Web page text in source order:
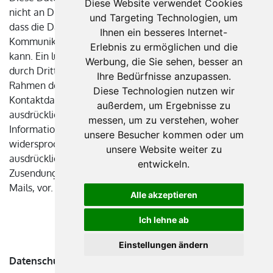
Diese Website verwendet Cookies
und Targeting Technologien, um
Ihnen ein besseres Internet-
Erlebnis zu ermöglichen und die
Werbung, die Sie sehen, besser an
Ihre Bedürfnisse anzupassen.
Diese Technologien nutzen wir
außerdem, um Ergebnisse zu
messen, um zu verstehen, woher
unsere Besucher kommen oder um
unsere Website weiter zu
entwickeln.
Alle akzeptieren
Ich lehne ab
Einstellungen ändern
nicht an Dritte weitergegeben. Wir weisen darauf hin,
dass die Datenübertragung im Internet (z.B. bei der
Kommunikation per E-Mail) Sicherheitslücken aufweisen
kann. Ein lückenloser Schutz der Daten vor dem Zugriff
durch Dritte ist nicht möglich. Der Nutzung von im
Rahmen der Impressumspflicht veröffentlichten
Kontaktdaten durch Dritte zur Übersendung von nicht
ausdrücklich angeforderter Werbung und
Informationsmaterialien wird hiermit ausdrücklich
widersprochen. Die Betreiber der Seiten behalten sich
ausdrücklich rechtliche Schritte im Falle der unverlangten
Zusendung von Werbeinformationen, etwa durch Spam-
Mails, vor.
Datenschutzerklärung